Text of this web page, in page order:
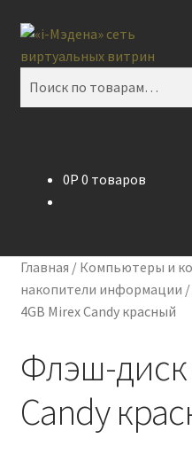
Перейти
к
Перейти
к
Поиск
Контакты
0P 0 товаров
Главная / Компьютеры и
накопители информации /
4GB Mirex Candy красный
Флэш-диск
Candy